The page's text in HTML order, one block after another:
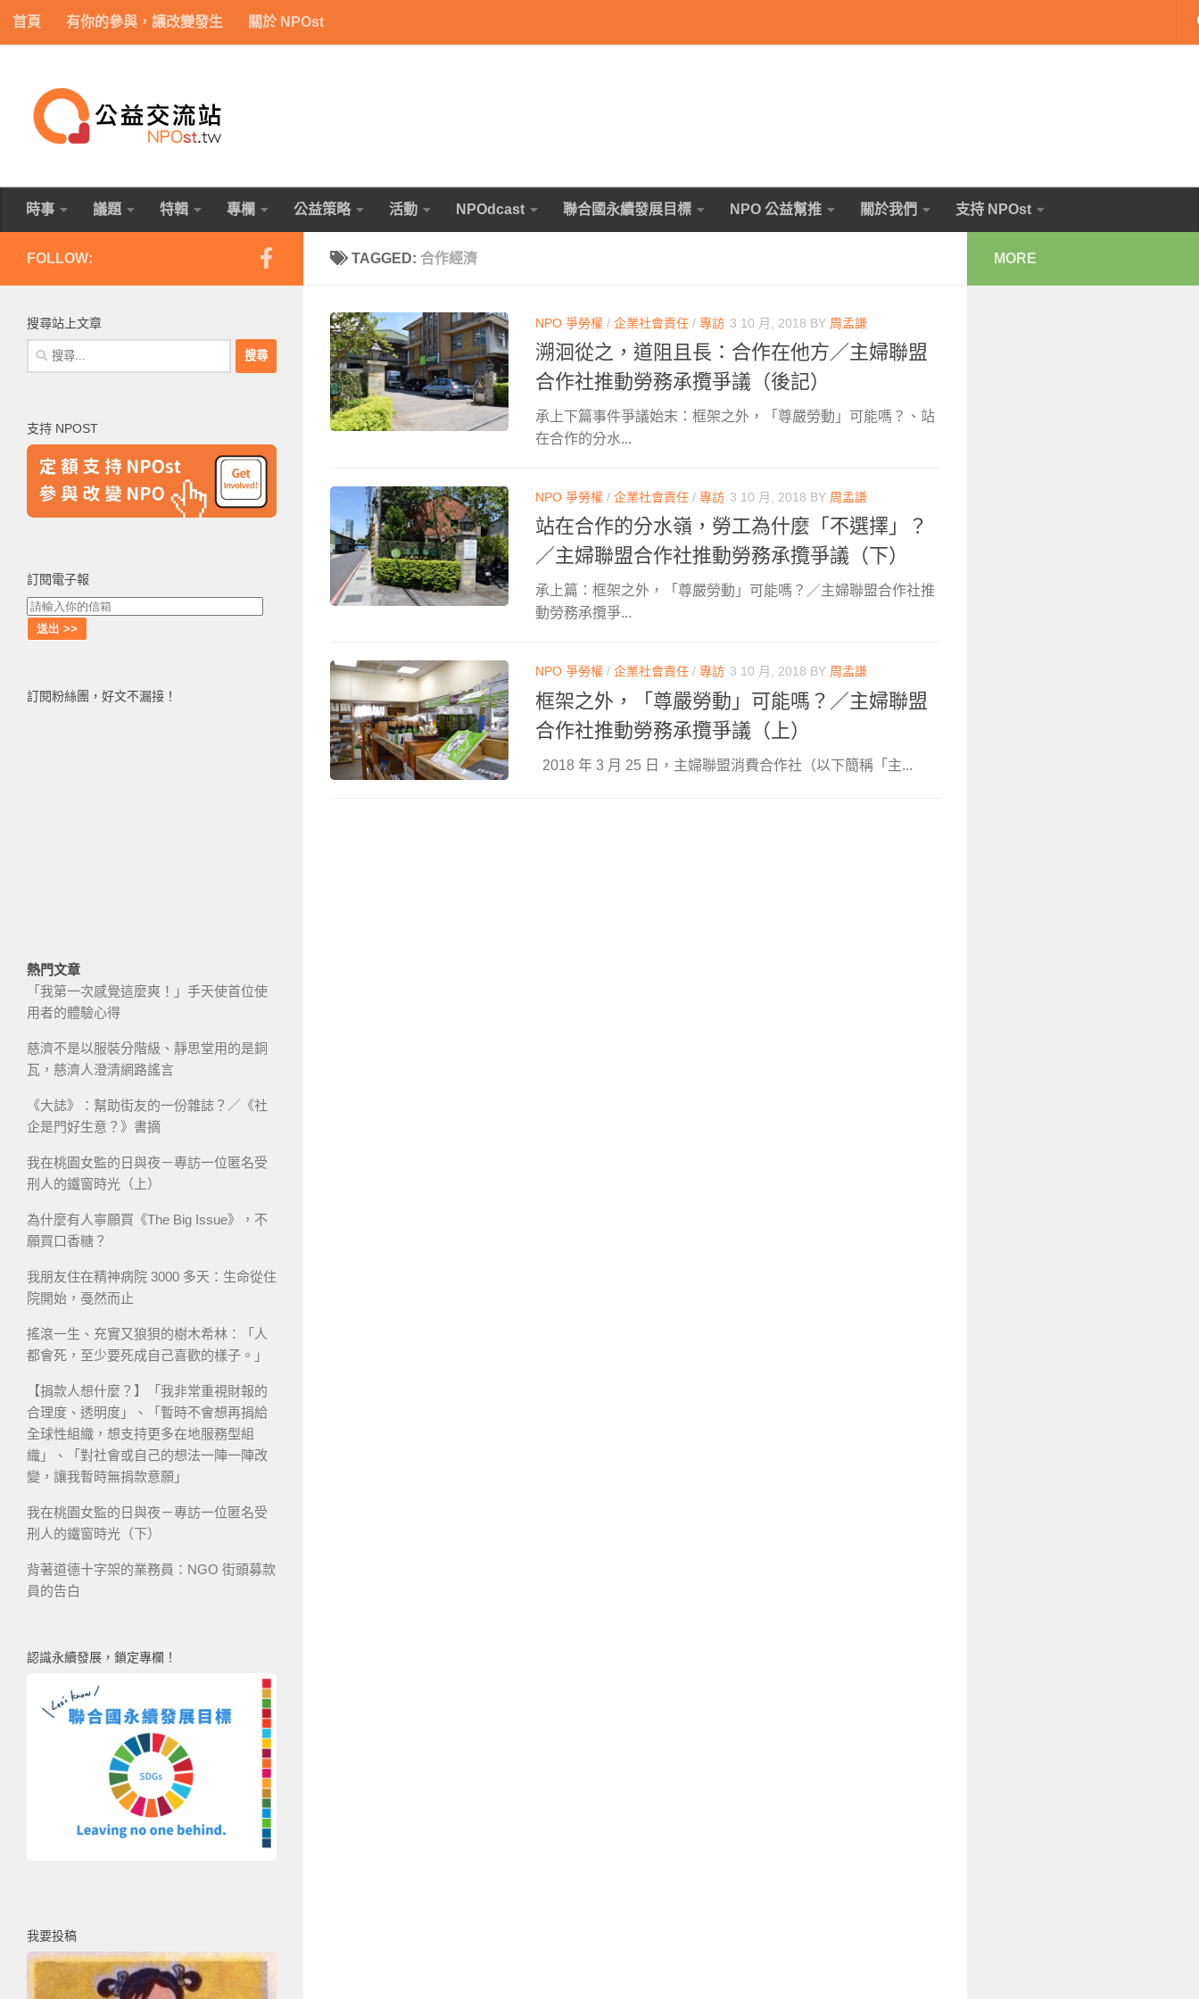
Skip to content
首頁 有你的參與，讓改變發生 關於 NPOst
時事 議題 特輯 專欄 公益策略 活動 NPOdcast 聯合國永續發展目標 NPO 公益幫推 關於我們 支持 NPOst
TAGGED: 合作經濟
NPO 爭勞權 / 企業社會責任 / 專訪 3 10 月, 2018 BY 周孟謙
溯洄從之，道阻且長：合作在他方／主婦聯盟
合作社推動勞務承攬爭議（後記）
承上下篇事件爭議始末：框架之外，「尊嚴勞動」可能嗎？、站
在合作的分水...
NPO 爭勞權 / 企業社會責任 / 專訪 3 10 月, 2018 BY 周孟謙
站在合作的分水嶺，勞工為什麼「不選擇」？
／主婦聯盟合作社推動勞務承攬爭議（下）
承上篇：框架之外，「尊嚴勞動」可能嗎？／主婦聯盟合作社推
動勞務承攬爭...
NPO 爭勞權 / 企業社會責任 / 專訪 3 10 月, 2018 BY 周孟謙
框架之外，「尊嚴勞動」可能嗎？／主婦聯盟
合作社推動勞務承攬爭議（上）
2018 年 3 月 25 日，主婦聯盟消費合作社（以下簡稱「主...
FOLLOW:
搜尋站上文章
搜
尋
字:
支持 NPOST
訂閱電子報
訂閱粉絲團，好文不漏接！
熱門文章
「我第一次感覺這麼爽！」手天使首位使
用者的體驗心得
慈濟不是以服裝分階級、靜思堂用的是銅
瓦，慈濟人澄清網路謠言
《大誌》：幫助街友的一份雜誌？／《社
企是門好生意？》書摘
我在桃園女監的日與夜－專訪一位匿名受
刑人的鐵窗時光（上）
為什麼有人寧願買《The Big Issue》，不
願買口香糖？
我朋友住在精神病院 3000 多天：生命從住
院開始，戞然而止
搖滾一生、充實又狼狽的樹木希林：「人
都會死，至少要死成自己喜歡的樣子。」
【捐款人想什麼？】「我非常重視財報的
合理度、透明度」、「暫時不會想再捐給
全球性組織，想支持更多在地服務型組
織」、「對社會或自己的想法一陣一陣改
變，讓我暫時無捐款意願」
我在桃園女監的日與夜－專訪一位匿名受
刑人的鐵窗時光（下）
背著道德十字架的業務員：NGO 街頭募款
員的告白
認識永續發展，鎖定專欄！
我要投稿
MORE